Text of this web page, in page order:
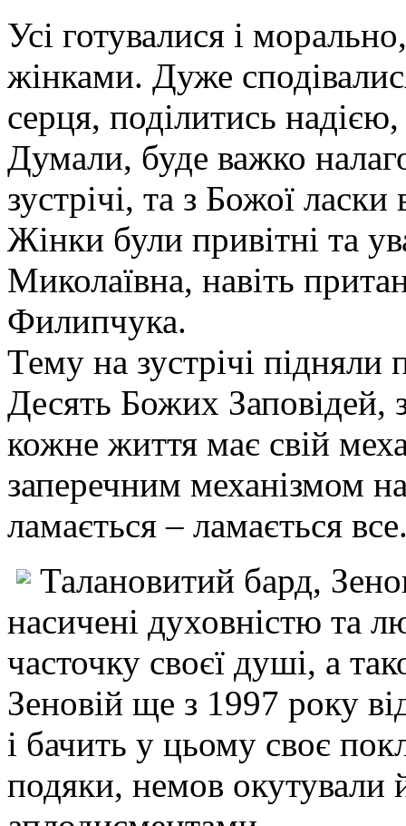
Усі готувалися і
жінками. Дуже
серця, поділитись
Думали, буде важко
зустрічі, та з Божої
Жінки були привітні та
Миколаївна, навіть
Филипчука.
Тему на зустрічі підняли
Десять Божих
кожне життя має свій
заперечним механізмом
ламається – ламається
Талановитий бард,
насичені духовністю та
часточку своєї душі, а
Зеновій ще з 1997 року
і бачить у цьому своє
подяки, немов окутували